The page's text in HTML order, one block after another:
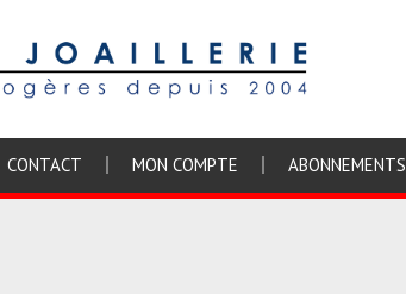
CONTACT MON COMPTE ABONNEMENTS